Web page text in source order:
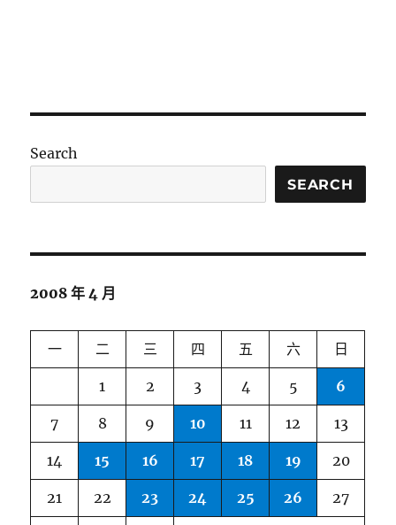
Search
SEARCH
2008 年 4 月
一 二 三 四 五 六 日
1 2 3 4 5 6
7 8 9 10 11 12 13
14 15 16 17 18 19 20
21 22 23 24 25 26 27